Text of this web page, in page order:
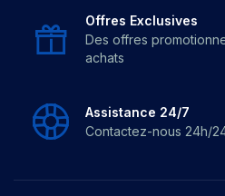
Offres Exclusives
Des offres
achats
Assistance 24/7
Contactez-nous 24h/